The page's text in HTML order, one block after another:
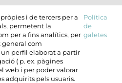
i de tercers per a
permetent la
per a fins analítics, per
com
perfil elaborat a partir
( p. ex. pàgines
web i per poder valorar
adquirits pels usuaris.
Política
de
galetes